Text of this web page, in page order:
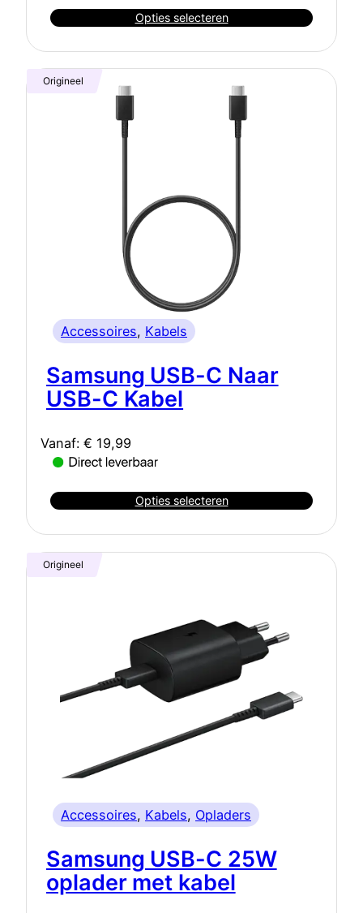
Opties selecteren
Origineel
Accessoires, Kabels
Samsung USB-C Naar
USB-C Kabel
Vanaf: € 19,99
Opties selecteren
Origineel
Accessoires, Kabels, Opladers
Samsung USB-C 25W
oplader met kabel